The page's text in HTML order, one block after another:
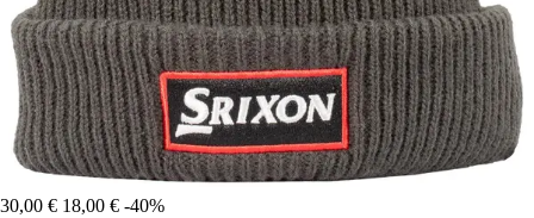
30,00 € 18,00 € -40%